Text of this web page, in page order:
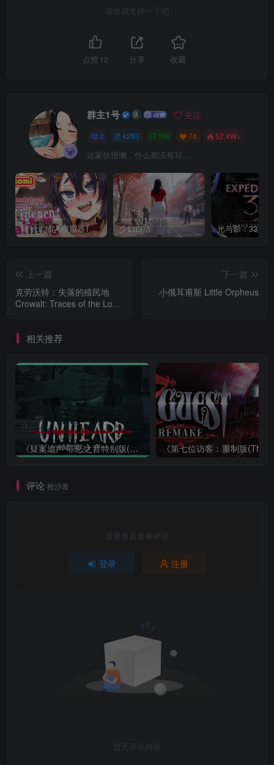
喜欢就支持一下吧
点赞 12 分享 收藏
群主1号 关注
2 4263 159 74 52.4W+
这家伙很懒，什么都没有写...
螺丝式插入模拟器TMA02 少妇白洁
上一篇
克劳沃特：失落的殖民地
Crowalt: Traces of the Lost
下一篇
小俄耳甫斯 Little Orpheus
相关推荐
《疑案追声 罪恶之音特别版(Unheard: Voices of Crime Edition)》|BUILD 11111643+全DLC|中文
评论 抢沙发
请登录后发表评论
登录 注册
暂无评论内容